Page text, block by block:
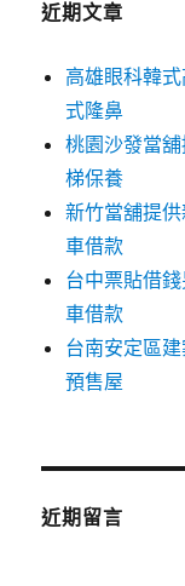
近期文章
高雄眼科韓
式隆鼻
桃園沙發當
梯保養
新竹當舖提
車借款
台中票貼借
車借款
台南安定區
預售屋
近期留言